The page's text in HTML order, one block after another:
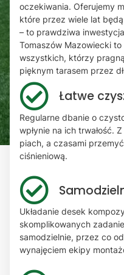
oczekiwania. Oferujemy
które przez wiele lat
– to prawdziwa
Tomaszów Mazowiecki to
wszystkich, którzy
pięknym tarasem przez
Łatwe
Regularne dbanie o
wpłynie na ich trwałość.
piach, a czasami
ciśnieniową.
Układanie desek
skomplikowanych
samodzielnie, przez co
wynajęciem ekipy